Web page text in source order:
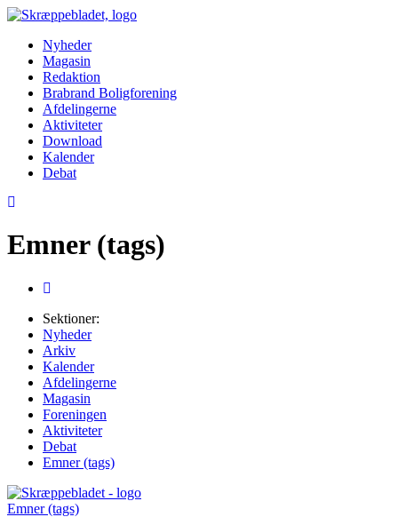
Nyheder
Magasin
Redaktion
Brabrand Boligforening
Afdelingerne
Aktiviteter
Download
Kalender
Debat
Emner (tags)
Sektioner:
Nyheder
Arkiv
Kalender
Afdelingerne
Magasin
Foreningen
Aktiviteter
Debat
Emner (tags)
Emner (tags)